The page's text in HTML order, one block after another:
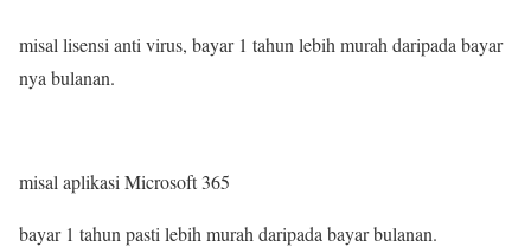
misal lisensi anti virus, bayar 1 tahun lebih murah daripada bayar
nya bulanan.
misal aplikasi Microsoft 365
bayar 1 tahun pasti lebih murah daripada bayar bulanan.